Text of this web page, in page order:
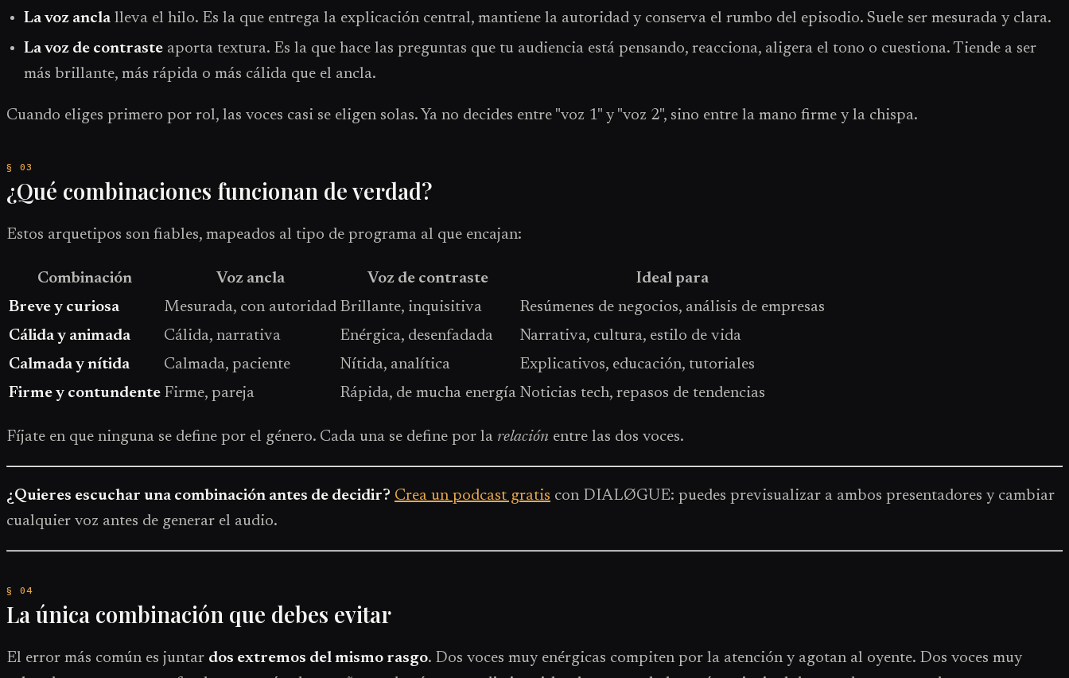
La voz ancla lleva el hilo. Es la que entrega la explicación central, mantiene la autoridad y conserva el rumbo del episodio. Suele ser mesurada y clara.
La voz de contraste aporta textura. Es la que hace las preguntas que tu audiencia está pensando, reacciona, aligera el tono o cuestiona. Tiende a ser
más brillante, más rápida o más cálida que el ancla.
Cuando eliges primero por rol, las voces casi se eligen solas. Ya no decides entre "voz 1" y "voz 2", sino entre la mano firme y la chispa.
¿Qué combinaciones funcionan de verdad?
Estos arquetipos son fiables, mapeados al tipo de programa al que encajan:
Combinación Voz ancla Voz de contraste
Ideal para
Breve y curiosa
Mesurada, con autoridad Brillante, inquisitiva
Resúmenes de negocios, análisis de empresas
Cálida y animada
Cálida, narrativa Enérgica, desenfadada
Narrativa, cultura, estilo de vida
Calmada y nítida
Calmada, paciente Nítida, analítica
Explicativos, educación, tutoriales
Firme y contundente Firme, pareja Rápida, de mucha energía Noticias tech, repasos de tendencias
Fíjate en que ninguna se define por el género. Cada una se define por la relación entre las dos voces.
¿Quieres escuchar una combinación antes de decidir? Crea un podcast gratis con DIALØGUE: puedes previsualizar a ambos presentadores y cambiar
cualquier voz antes de generar el audio.
La única combinación que debes evitar
El error más común es juntar dos extremos del mismo rasgo. Dos voces muy enérgicas compiten por la atención y agotan al oyente. Dos voces muy